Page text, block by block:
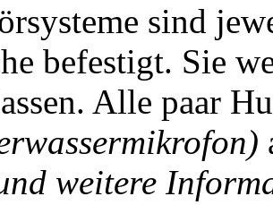
sind
befestigt. Sie
Alle paar
weitere